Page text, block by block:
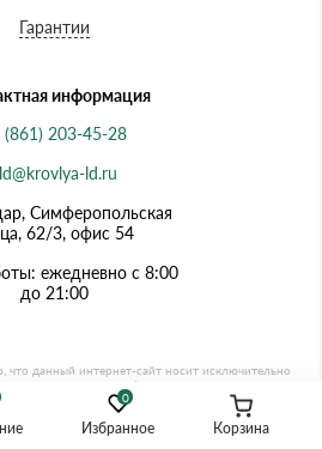
0
Избранное Корзина
Гарантии
информация
(861) 203-45-28
ld.ru
Симферопольская
62/3, офис 54
ежедневно с 8:00
до 21:00